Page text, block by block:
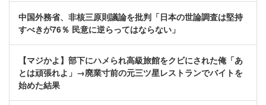
中国外務省、非核三原則議論を批判「日本の世論調査は堅持
すべきが76％ 民意に逆らってはならない」
【マジかよ】部下にハメられ高級旅館をクビにされた俺「あ
とは頑張れよ」→廃業寸前の元三ツ星レストランでバイトを
始めた結果